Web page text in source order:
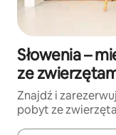
Słowenia –
ze
Znajdź i
pobyt ze